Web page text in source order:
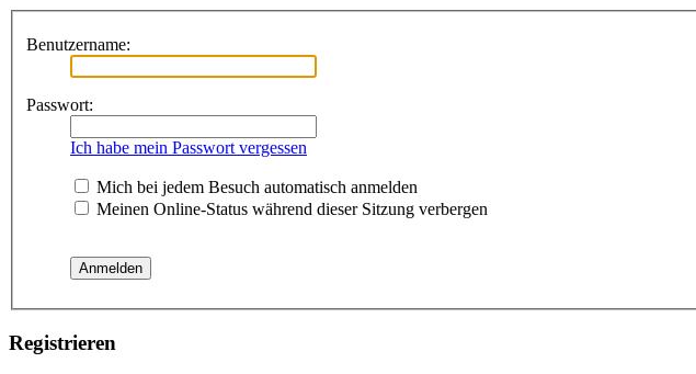
Benutzername:
Passwort:
Ich habe mein Passwort vergessen
Mich bei jedem Besuch automatisch anmelden
Meinen Online-Status während dieser Sitzung verbergen
Registrieren